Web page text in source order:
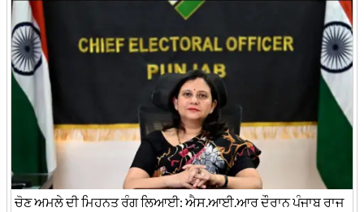
ਚੋਣ ਅਮਲੇ ਦੀ ਮਿਹਨਤ ਰੰਗ ਲਿਆਈ: ਐਸ.ਆਈ.ਆਰ ਦੌਰਾਨ ਪੰਜਾਬ ਰਾਜ